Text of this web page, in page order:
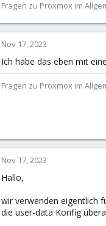
Fragen zu Proxmox im
Nov 17, 2023
Ich habe das eben mit
Fragen zu Proxmox im
Nov 17, 2023
Hallo,
wir verwenden eigentlich
die user-data Konfig